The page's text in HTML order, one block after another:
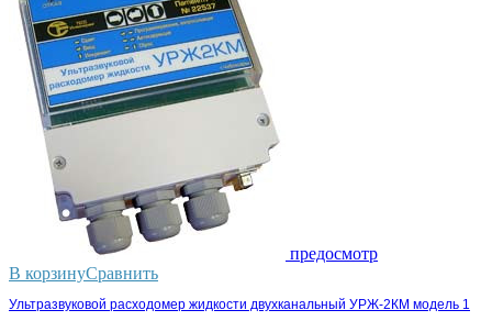
предосмотр
В корзинуСравнить
Ультразвуковой расходомер жидкости двухканальный УРЖ-2КМ модель 1